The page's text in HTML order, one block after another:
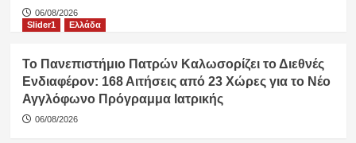
06/08/2026
Slider1
Ελλάδα
Το Πανεπιστήμιο Πατρών Καλωσορίζει το Διεθνές
Ενδιαφέρον: 168 Αιτήσεις από 23 Χώρες για το Νέο
Αγγλόφωνο Πρόγραμμα Ιατρικής
06/08/2026